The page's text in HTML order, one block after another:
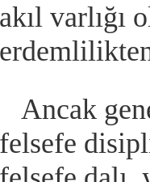
akıl varlığı
Ancak
felsefe